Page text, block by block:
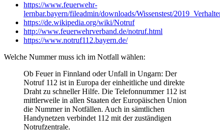
https://www.feuerwehr-
lernbar.bayern/fileadmin/downloads/Wissenstest/
https://de.wikipedia.org/wiki/Notruf
http://www.feuerwehrverband.de/notruf.html
https://www.notruf112.bayern.de/
Welche Nummer muss ich im Notfall wählen:
Ob Feuer in Finnland oder Unfall in Ungarn: Der
Notruf 112 ist in Europa der einheitliche und direkte
Draht zu schneller Hilfe. Die Telefonnummer 112 ist
mittlerweile in allen Staaten der Europäischen Union
die Nummer in Notfällen. Auch in sämtlichen
Handynetzen verbindet 112 mit der zuständigen
Notrufzentrale.